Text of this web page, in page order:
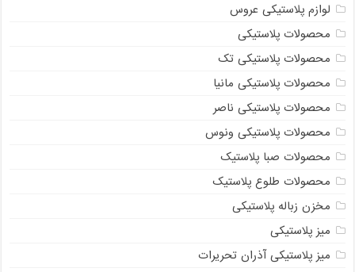
لوازم پلاستیکی عروس
محصولات پلاستیکی
محصولات پلاستیکی تک
محصولات پلاستیکی مانیا
محصولات پلاستیکی ناصر
محصولات پلاستیکی ونوس
محصولات صبا پلاستیک
محصولات طلوع پلاستیک
مخزن زباله پلاستیکی
میز پلاستیکی
میز پلاستیکی آذران تحریرات